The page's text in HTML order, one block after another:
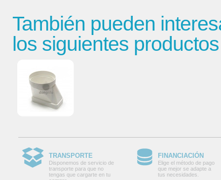
También pueden
los siguientes productos
TRANSPORTE
Disponemos de servicio de
transporte para que no
tengas que cargarte en tu
FINANCIACIÓN
Elige el método de pago
que mejor se adapte a
tus necesidades.